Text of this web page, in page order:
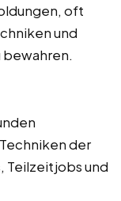
oft
und
bewahren.
der
Teilzeitjobs und